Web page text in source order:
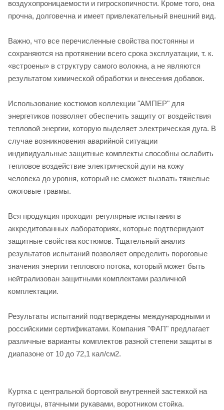
воздухопроницаемости и гигроскопичности. Кроме того, она
прочна, долговечна и имеет привлекательный внешний вид.
Важно, что все перечисленные свойства постоянны и
сохраняются на протяжении всего срока эксплуатации, т. к.
«встроены» в структуру самого волокна, а не являются
результатом химической обработки и внесения добавок.
Использование костюмов коллекции "АМПЕР" для
энергетиков позволяет обеспечить защиту от воздействия
тепловой энергии, которую выделяет электрическая дуга. В
случае возникновения аварийной ситуации
индивидуальные защитные комплекты способны ослабить
тепловое воздействие электрической дуги на кожу
человека до уровня, который не сможет вызвать тяжелые
ожоговые травмы.
Вся продукция проходит регулярные испытания в
аккредитованных лабораториях, которые подтверждают
защитные свойства костюмов. Тщательный анализ
результатов испытаний позволяет определить пороговые
значения энергии теплового потока, который может быть
нейтрализован защитными комплектами различной
комплектации.
Результаты испытаний подтверждены международными и
российскими сертификатами. Компания "ФАП" предлагает
различные варианты комплектов разной степени защиты в
диапазоне от 10 до 72,1 кал/см2.
Куртка с центральной бортовой внутренней застежкой на
пуговицы, втачными рукавами, воротником стойка.